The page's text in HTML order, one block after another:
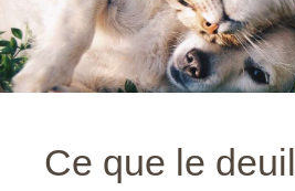
Ce que le deuil